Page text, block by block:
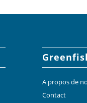
A propos de
Contact